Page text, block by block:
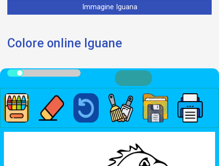
Immagine Iguana
Colore online Iguane